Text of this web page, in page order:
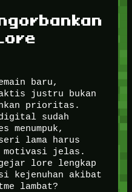
baru,
justru bukan
prioritas.
sudah
menumpuk,
seri lama harus
motivasi jelas.
lore lengkap
kejenuhan akibat
lambat?